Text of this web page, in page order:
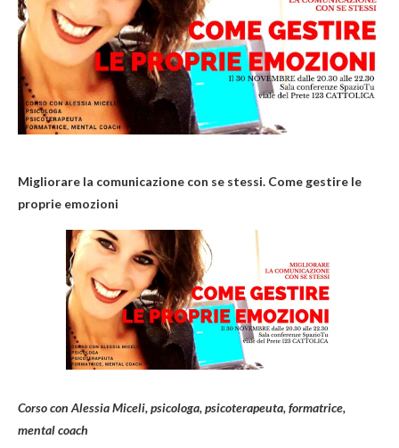
Migliorare la comunicazione con se stessi. Come gestire le
proprie emozioni
Corso con Alessia Miceli, psicologa, psicoterapeuta, formatrice,
mental coach